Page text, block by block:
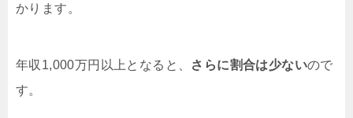
かります。
年収1,000万円以上となると、 さらに割合は少ないので
す。